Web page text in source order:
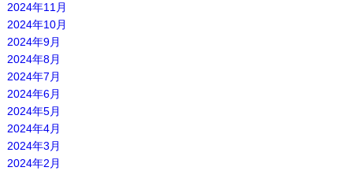
2024年11月
2024年10月
2024年9月
2024年8月
2024年7月
2024年6月
2024年5月
2024年4月
2024年3月
2024年2月